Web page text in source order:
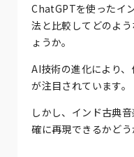
ChatGPTを使ったイ
法と比較してどのよ
ょうか。
AI技術の進化により
が注目されています。
しかし、インド古典
確に再現できるかどう